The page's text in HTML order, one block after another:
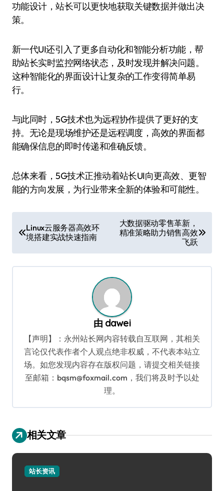
功能设计，站长可以更快地获取关键数据并做出决
策。
新一代UI还引入了更多自动化和智能分析功能，帮
助站长实时监控网络状态，及时发现并解决问题。
这种智能化的界面设计让复杂的工作变得简单易
行。
与此同时，5G技术也为远程协作提供了更好的支
持。无论是现场维护还是远程调度，高效的界面都
能确保信息的即时传递和准确反馈。
总体来看，5G技术正推动着站长UI向更高效、更智
能的方向发展，为行业带来全新的体验和可能性。
章
导
航
Linux云服务器高效环
境搭建实战快速指南
大数据驱动零售革新，
精准策略助力销售高效
飞跃
由 dawei
【声明】：永州站长网内容转载自互联网，其相关
言论仅代表作者个人观点绝非权威，不代表本站立
场。如您发现内容存在版权问题，请提交相关链接
至邮箱：bqsm@foxmail.com，我们将及时予以处
理。
相关文章
站长资讯